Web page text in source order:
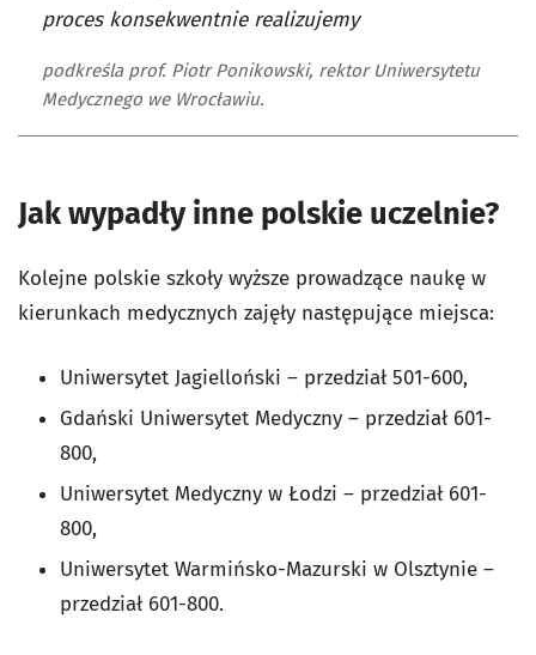
proces konsekwentnie realizujemy
podkreśla prof. Piotr Ponikowski, rektor Uniwersytetu
Medycznego we Wrocławiu.
Jak wypadły inne polskie uczelnie?
Kolejne polskie szkoły wyższe prowadzące naukę w
kierunkach medycznych zajęły następujące miejsca:
Uniwersytet Jagielloński – przedział 501-600,
Gdański Uniwersytet Medyczny – przedział 601-
800,
Uniwersytet Medyczny w Łodzi – przedział 601-
800,
Uniwersytet Warmińsko-Mazurski w Olsztynie –
przedział 601-800.